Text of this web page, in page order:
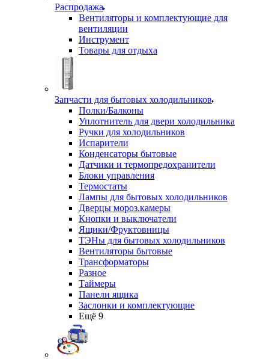
Распродажа
Вентиляторы и комплектующие для
вентиляции
Инструмент
Товары для отдыха
Запчасти для бытовых холодильников
Полки/Балконы
Уплотнитель для двери холодильника
Ручки для холодильников
Испарители
Конденсаторы бытовые
Датчики и термопредохранители
Блоки управления
Термостаты
Лампы для бытовых холодильников
Дверцы мороз.камеры
Кнопки и выключатели
Ящики/Фруктовницы
ТЭНы для бытовых холодильников
Вентиляторы бытовые
Трансформаторы
Разное
Таймеры
Панели ящика
Заслонки и комплектующие
Ещё 9